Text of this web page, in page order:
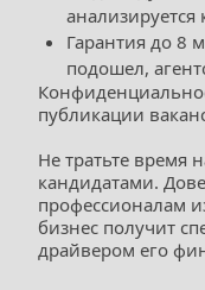
анализируется
Гарантия до 8
подошел,
публикации
Не тратьте время
кандидатами.
профессионалам
бизнес получит
драйвером его